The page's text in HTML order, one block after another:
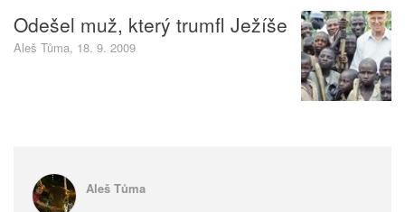
Odešel muž, který trumfl Ježíše
Aleš Tůma, 18. 9. 2009
Aleš Tůma